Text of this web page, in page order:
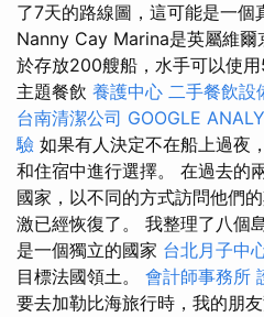
了7天的路線圖，這可能是一個
Nanny Cay Marina是英屬維爾
於存放200艘船，水手可以使
主題餐飲 養護中心 二手餐飲設
台南清潔公司 GOOGLE
驗 如果有人決定不在船上過夜
和住宿中進行選擇。 在過去的
國家，以不同的方式訪問他們
激已經恢復了。 我整理了八個
是一個獨立的國家 台北月子中
目標法國領土。 會計師事務所
要去加勒比海旅行時，我的朋